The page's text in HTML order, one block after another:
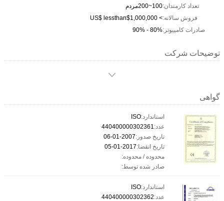
تعداد کارمندان:100~200مردم
فروش سالانه:> US$ lessthan$1,000,000
صادرات کامپیوتر:80% - 90%
توضیحات شرکت
گواهی
استاندارد:ISO
عدد:440400000302361
تاریخ صدور:2007-01-06
تاریخ انقضا:2017-01-05
محدوده / محدوده:
صادر شده توسط:
استاندارد:ISO
عدد:440400000302362